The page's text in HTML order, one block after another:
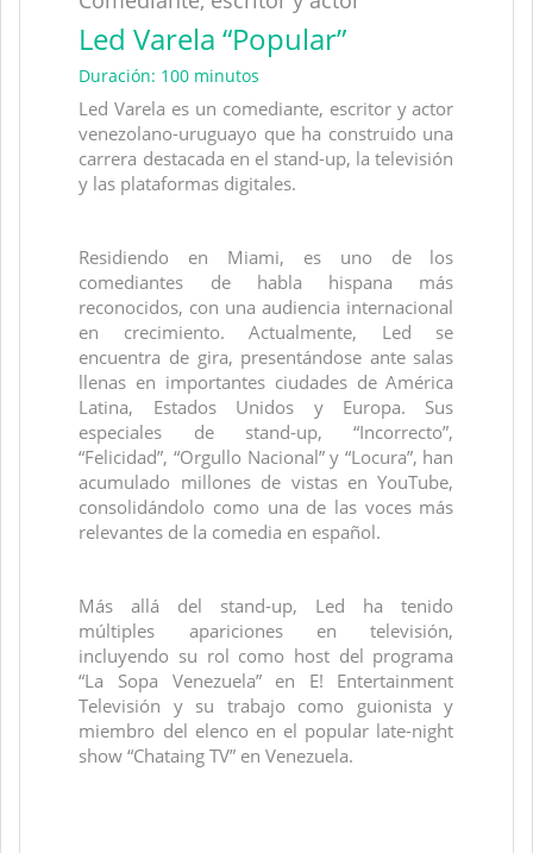
Led Varela “Popular”
Duración: 100 minutos
Led Varela es un comediante, escritor y actor
venezolano-uruguayo que ha construido una
carrera destacada en el stand-up, la televisión
y las plataformas digitales.
Residiendo en Miami, es uno de los
comediantes de habla hispana más
reconocidos, con una audiencia internacional
en crecimiento. Actualmente, Led se
encuentra de gira, presentándose ante salas
llenas en importantes ciudades de América
Latina, Estados Unidos y Europa. Sus
especiales de stand-up, “Incorrecto”,
“Felicidad”, “Orgullo Nacional” y “Locura”, han
acumulado millones de vistas en YouTube,
consolidándolo como una de las voces más
relevantes de la comedia en español.
Más allá del stand-up, Led ha tenido
múltiples apariciones en televisión,
incluyendo su rol como host del programa
“La Sopa Venezuela” en E! Entertainment
Televisión y su trabajo como guionista y
miembro del elenco en el popular late-night
show “Chataing TV” en Venezuela.